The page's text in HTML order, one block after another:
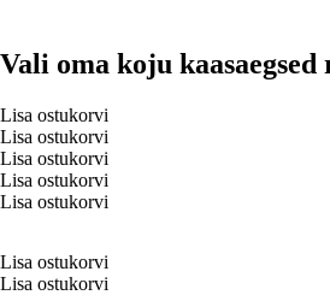
Vali oma koju
Lisa ostukorvi
Lisa ostukorvi
Lisa ostukorvi
Lisa ostukorvi
Lisa ostukorvi
Lisa ostukorvi
Lisa ostukorvi